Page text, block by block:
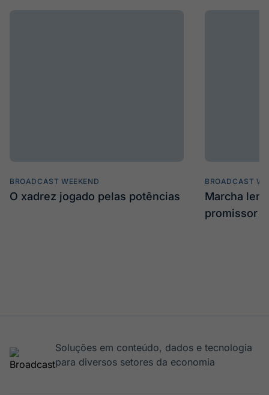
BROADCAST WEEKEND
O xadrez jogado pelas potências
BROADCAST
Marcha
promissor
Soluções em conteúdo, dados e tecnologia
para diversos setores da economia